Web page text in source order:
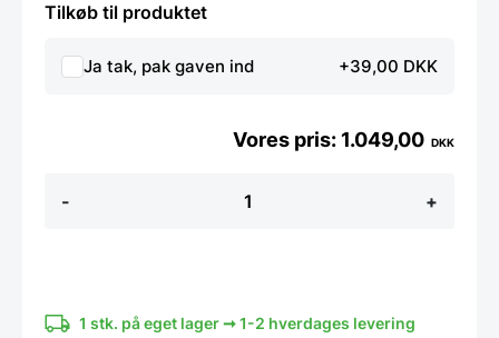
Tilkøb til produktet
Ja tak, pak gaven ind +39,00 DKK
-
12,5
+
1.049,00 DKK
1 stk. på eget lager ➞ 1-2 hverdages levering